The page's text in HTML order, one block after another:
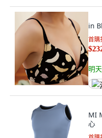
in
首購
明
MI
心